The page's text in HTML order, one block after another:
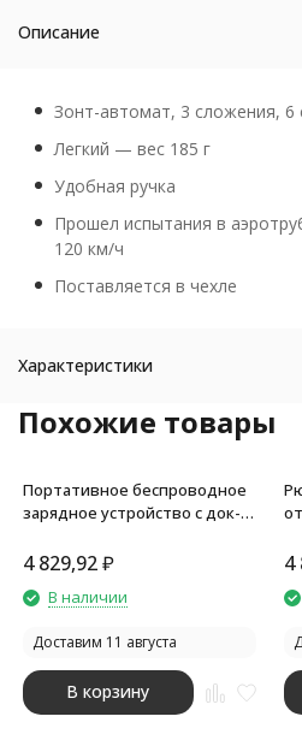
Описание
Зонт-автомат, 3 сложения, 6
Легкий — вес 185 г
Удобная ручка
Прошел испытания в
120 км/ч
Поставляется в чехле
Характеристики
Похожие товары
Портативное беспроводное
зарядное устройство с док-
черный
4 829,92₽
В наличии
Доставим 11 августа
В корзину
4